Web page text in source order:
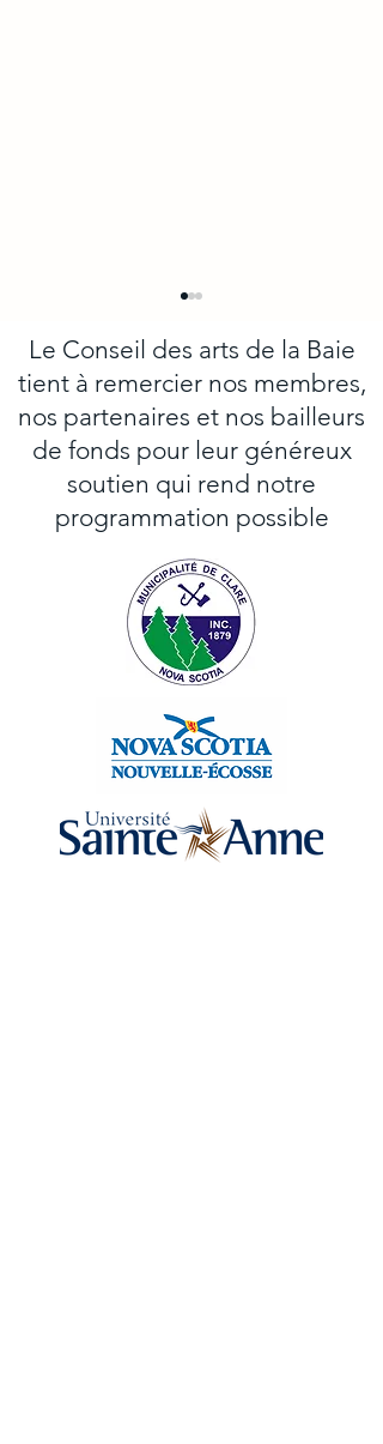
Vivre à la Baie au Trécarré
pour l'été 2024
Le Conseil des arts de la Baie
tient à remercier nos membres,
nos partenaires et nos bailleurs
de fonds pour leur généreux
soutien qui rend notre
programmation possible